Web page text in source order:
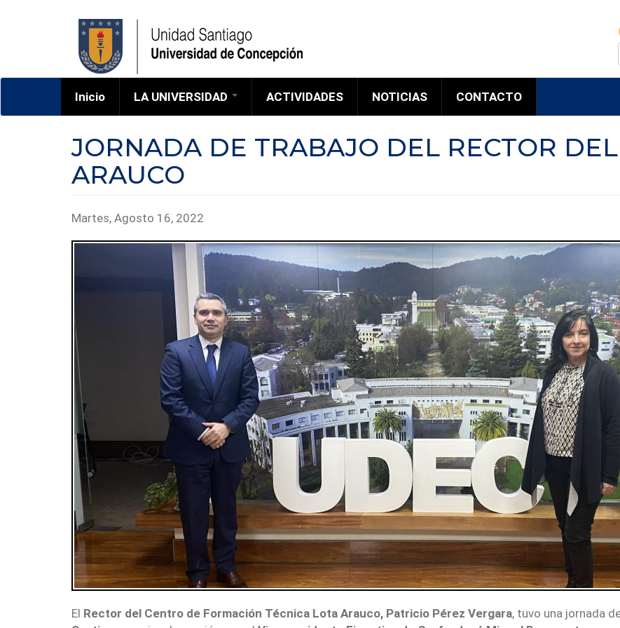
Inicio LA UNIVERSIDAD
Campus
CUENTA ANUAL
HISTORIA
MAPAS
MEMORIAS UDEC
PROFESORES
EMÉRITOS
SÍMBOLOS
UNIVERSITARIOS
UDEC EN CIFRAS
PLAN ESTRATÉGICO
DOCUMENTOS
ACTIVIDADES NOTICIAS CONTACTO
JORNADA DE TRABAJO DEL RECTOR
ARAUCO
Martes, Agosto 16, 2022
El Rector del Centro de Formación Técnica Lota Arauco, Patricio Pérez Vergara, tuvo una jornada